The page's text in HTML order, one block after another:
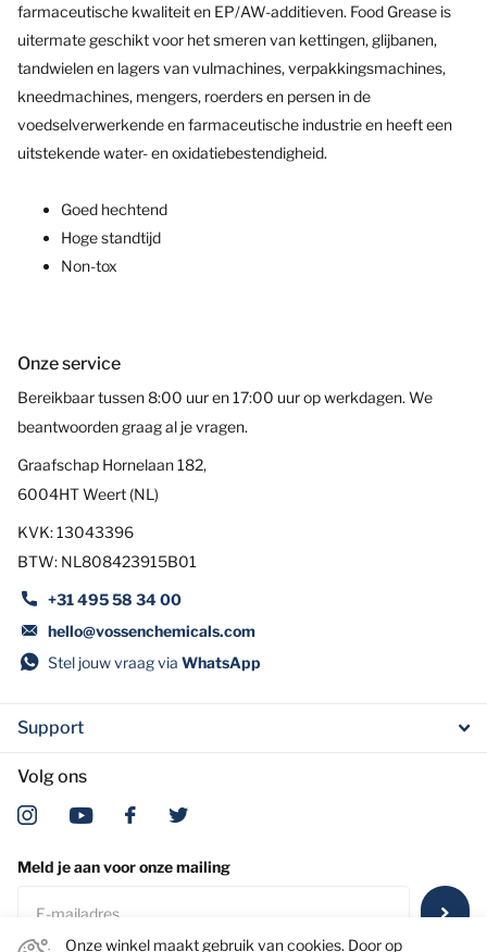
farmaceutische kwaliteit en EP/AW-additieven. Food Grease is
uitermate geschikt voor het smeren van kettingen, glijbanen,
tandwielen en lagers van vulmachines, verpakkingsmachines,
kneedmachines, mengers, roerders en persen in de
voedselverwerkende en farmaceutische industrieen heeft een
uitstekende water- en oxidatiebestendigheid.
Goed hechtend
Hogestandtijd
Non-tox
Onze service
Bereikbaar tussen 8:00 uur en 17:00 uur op werkdagen. We
beantwoorden graag al je vragen.
Graafschap Hornelaan 182,
6004HT Weert (NL)
KVK: 13043396
BTW: NL808423915B01
+31 495 58 34 00
hello@vossenchemicals.com
Stel jouw vraag via WhatsApp
Support
Volg ons
Meld je aan voor onze mailing
Onze winkel maakt gebruik van cookies. Door op